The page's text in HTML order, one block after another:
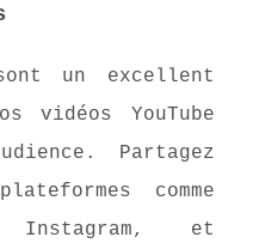
un excellent
vidéos YouTube
Partagez
comme
Instagram, et